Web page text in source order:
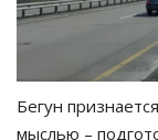
Бегун
мыслью –